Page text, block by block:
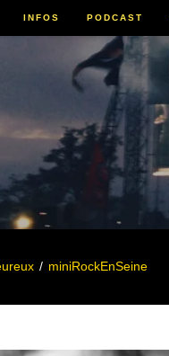
INFOS PODCAST
/ miniRockEnSeine